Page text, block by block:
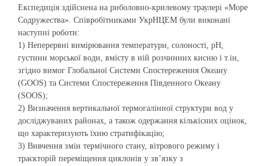
Експедиція здійснена на риболовно-крилевому траулері «Море
Содружества». Співробітниками УкрНЦЕМ були виконані
наступні роботи:
1) Неперервні вимірювання температури, солоності, рН,
густини морської води, вмісту в ній розчинних кисню і т.ін,
згідно вимог Глобальної Системи Спостереження Океану
(GOOS) та Системи Спостереження Південного Океану
(SOOS);
2) Визначення вертикальної термогалінної структури вод у
досліджуваних районах, а також одержання кількісних оцінок,
що характеризують їхню стратифікацію;
3) Вивчення змін термічного стану, вітрового режиму і
траєкторій переміщення циклонів у зв’язку з